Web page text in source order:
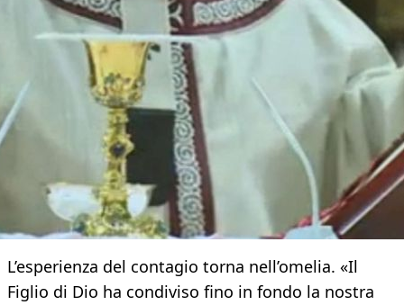
L’esperienza del contagio torna nell’omelia. «Il
Figlio di Dio ha condiviso fino in fondo la nostra